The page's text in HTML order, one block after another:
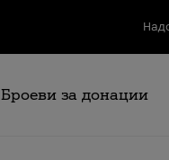
Броеви за донации